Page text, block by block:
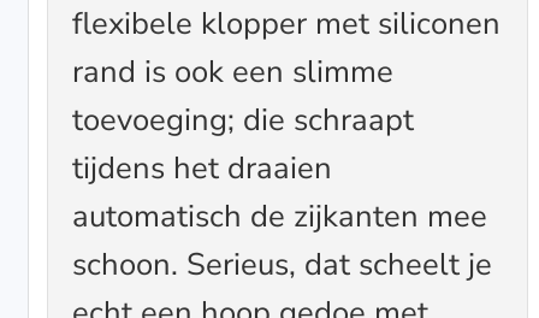
flexibele klopper met siliconen
rand is ook een slimme
toevoeging; die schraapt
tijdens het draaien
automatisch de zijkanten mee
schoon. Serieus, dat scheelt je